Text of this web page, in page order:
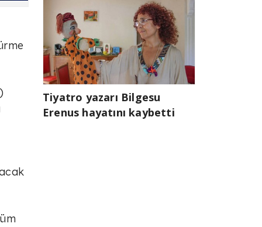
Tiyatro yazarı Bilgesu
Erenus hayatını kaybetti